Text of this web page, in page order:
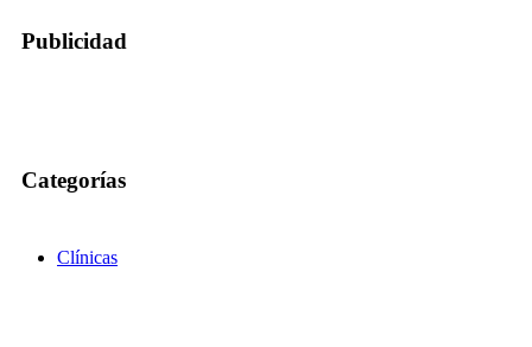
Publicidad
Categorías
Clínicas